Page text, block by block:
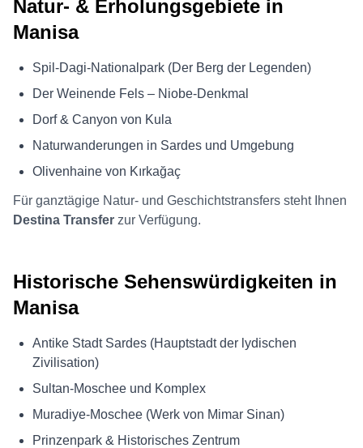
Natur- & Erholungsgebiete in
Manisa
Spil-Dagi-Nationalpark (Der Berg der Legenden)
Der Weinende Fels – Niobe-Denkmal
Dorf & Canyon von Kula
Naturwanderungen in Sardes und Umgebung
Olivenhaine von Kırkağaç
Für ganztägige Natur- und Geschichtstransfers steht Ihnen
Destina Transfer zur Verfügung.
Historische Sehenswürdigkeiten in
Manisa
Antike Stadt Sardes (Hauptstadt der lydischen
Zivilisation)
Sultan-Moschee und Komplex
Muradiye-Moschee (Werk von Mimar Sinan)
Prinzenpark & Historisches Zentrum